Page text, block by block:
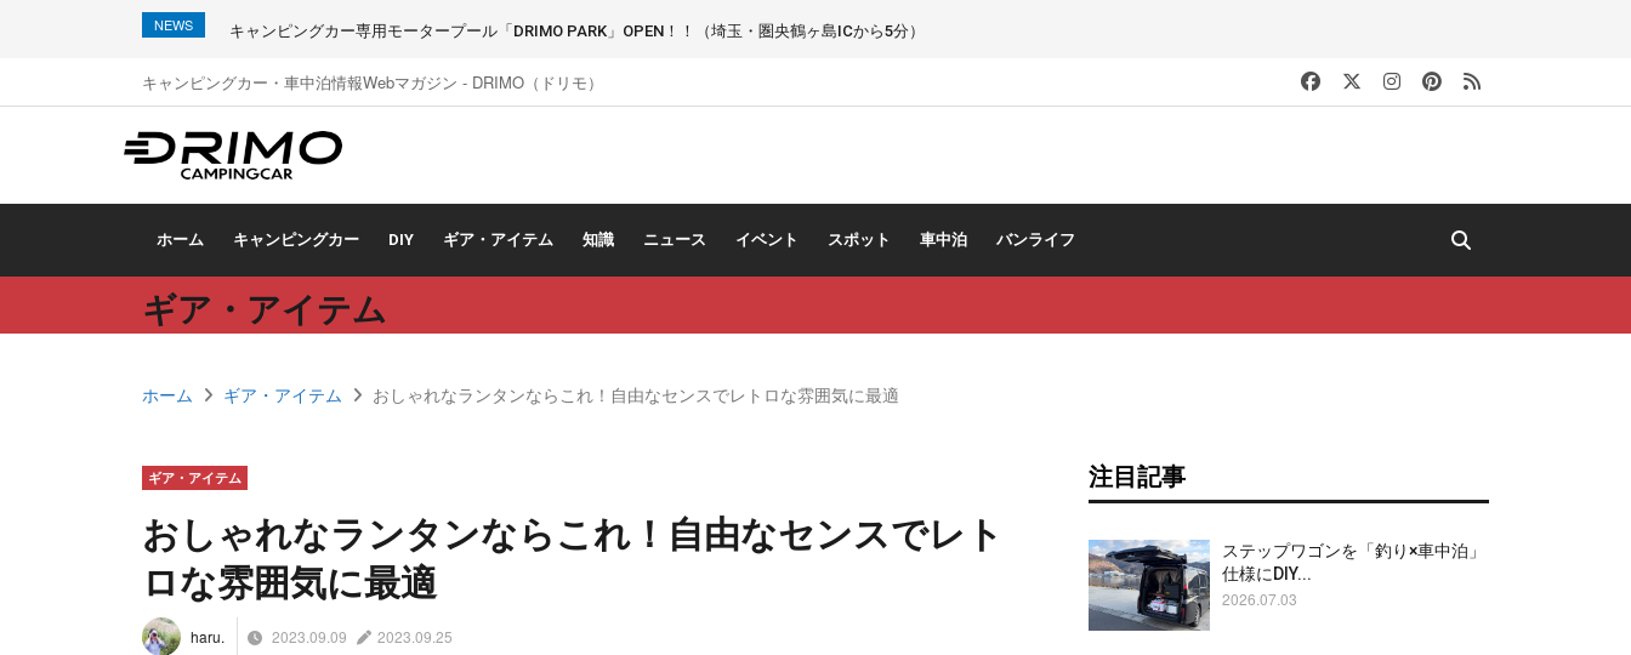
NEWS キャンピングカー専用モータープール「DRIMO PARK」OPEN！！（埼玉・圏央鶴ヶ島ICから5分）
キャンピングカー・車中泊情報Webマガジン - DRIMO（ドリモ）
ホーム キャンピングカー DIY ギア・アイテム 知識 ニュース イベント スポット 車中泊 バンライフ
ギア・アイテム
ホーム ギア・アイテム おしゃれなランタンならこれ！自由なセンスでレトロな雰囲気に最適
ギア・アイテム
おしゃれなランタンならこれ！自由なセンスでレト
ロな雰囲気に最適
haru. 2023.09.09 2023.09.25
注目記事
ステップワゴンを「釣り×車中泊」
仕様にDIY...
2026.07.03